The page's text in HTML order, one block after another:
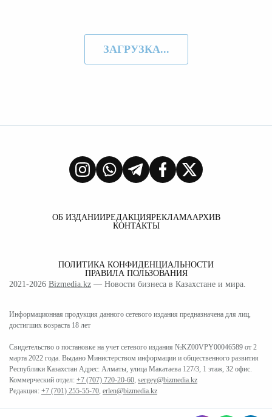
ЗАГРУЗКА...
ОБ ИЗДАНИИРЕДАКЦИЯРЕКЛАМААРХИВ
КОНТАКТЫ
ПОЛИТИКА КОНФИДЕНЦИАЛЬНОСТИ
ПРАВИЛА ПОЛЬЗОВАНИЯ
2021-2026 Bizmedia.kz — Новости бизнеса в Казахстане и мира.
Информационная продукция данного сетевого издания предназначена для лиц,
достигших возраста 18 лет
Свидетельство о постановке на учет сетевого издания №KZ00VPY00046589 от 2
марта 2022 года. Выдано Министерством информации и общественного развития
Республики Казахстан Адрес: Алматы, улица Макатаева 127/3, 1 этаж, 32 офис.
Коммерческий отдел: +7 (707) 720-20-60, sergey@bizmedia.kz
Редакция: +7 (701) 255-55-70, erlen@bizmedia.kz